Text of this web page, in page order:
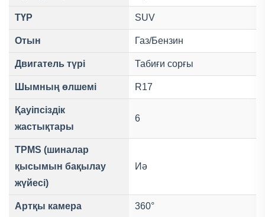
ТҮР SUV
Отын Газ/Бензин
Двигатель түрі Табиғи сорғы
Шымның өлшемі R17
Қауіпсіздік
жастықтары
6
TPMS (шиналар
қысымын бақылау
жүйесі)
Иә
Артқы камера 360°